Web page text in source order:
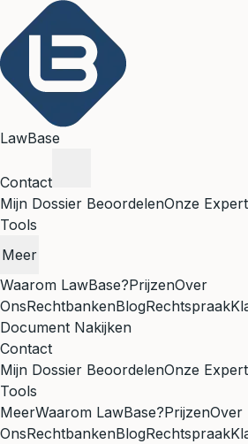
LawBase
Contact
Mijn Dossier BeoordelenOnze
Tools
Meer
Waarom LawBase?PrijzenOver
OnsRechtbankenBlogRechtspraak
Document Nakijken
Contact
Mijn Dossier BeoordelenOnze
Tools
MeerWaarom LawBase?PrijzenOver
OnsRechtbankenBlogRechtspraak